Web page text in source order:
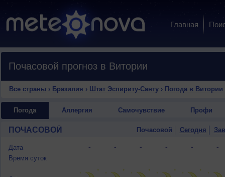
Главная
Почасовой прогноз в Витории
Все страны › Бразилия › Штат Эспириту-Санту› Погода в Витории
Погода Аллергия Самочувствие Профи
ПОЧАСОВОЙ Почасовой Сегодня
Дата
Время суток
- - - - - -